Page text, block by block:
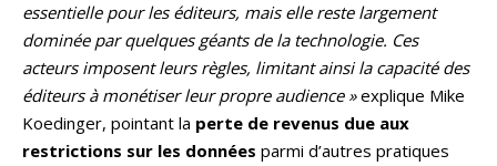
essentielle pour les éditeurs, mais elle reste largement
dominée par quelques géants de la technologie. Ces
acteurs imposent leurs règles, limitant ainsi la capacité des
éditeurs à monétiser leur propre audience »explique Mike
Koedinger, pointant la perte de revenus due aux
restrictions sur les données parmi d’autres pratiques